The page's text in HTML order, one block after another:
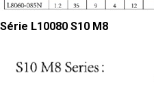
Série L10080 S10 M8